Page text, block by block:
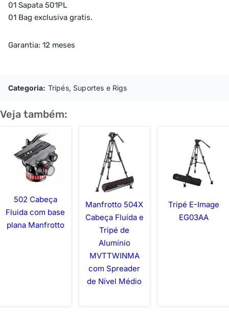
01 Sapata 501PL
01 Bag exclusiva gratis.
Garantia: 12 meses
Categoria: Tripés, Suportes e Rigs
Veja também:
502 Cabeça
Fluida com base
plana Manfrotto
Manfrotto 504X
Cabeça Fluída e
Tripé de
Alumínio
MVTTWINMA
com Spreader
de Nível Médio
Tripé E-Image
EG03AA